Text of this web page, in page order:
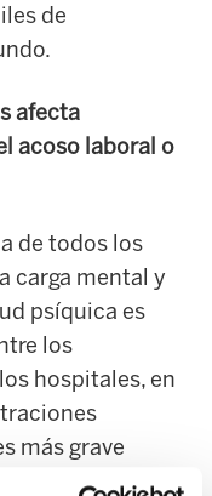
de
afecta
acoso laboral o
de todos los
carga mental y
psíquica es
los
hospitales, en
más grave